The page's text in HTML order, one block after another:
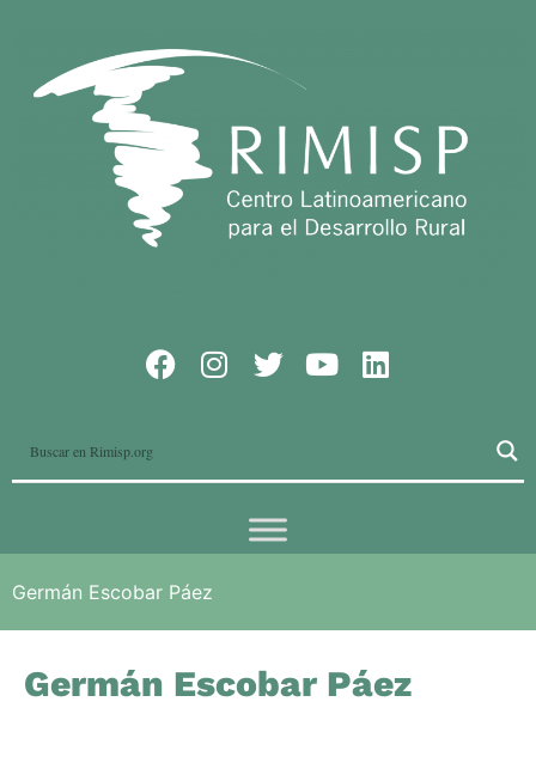
Germán Escobar Páez
Germán Escobar Páez